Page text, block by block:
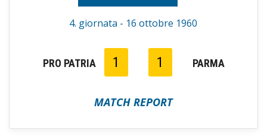
4. giornata - 16 ottobre 1960
PRO PATRIA 1 1 PARMA
MATCH REPORT